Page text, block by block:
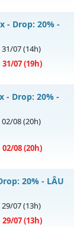
- Drop: 20% -
31/07(14h)
31/07(19h)
🎁
- Drop: 20% -
02/08(20h)
02/08(20h)
20% - LÂU
29/07(13h)
29/07(13h)